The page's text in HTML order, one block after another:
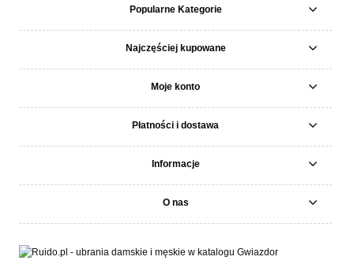
Popularne Kategorie
Najczęściej kupowane
Moje konto
Płatności i dostawa
Informacje
O nas